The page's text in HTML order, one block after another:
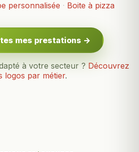
personnalisée · Boite à pizza
mes prestations →
à votre secteur ? Découvrez
logos par métier.